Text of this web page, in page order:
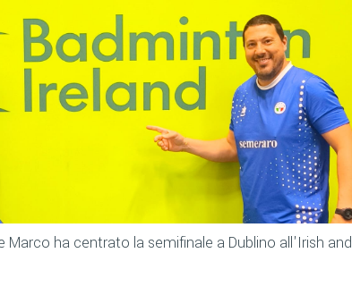
ha centrato la semifinale a Dublino all'Irish and